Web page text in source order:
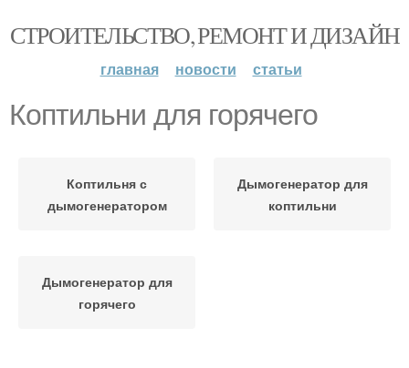
СТРОИТЕЛЬСТВО, РЕМОНТ И ДИЗАЙН
главная новости статьи
Коптильни для горячего
Коптильня с
дымогенератором
Дымогенератор для
коптильни
Дымогенератор для
горячего